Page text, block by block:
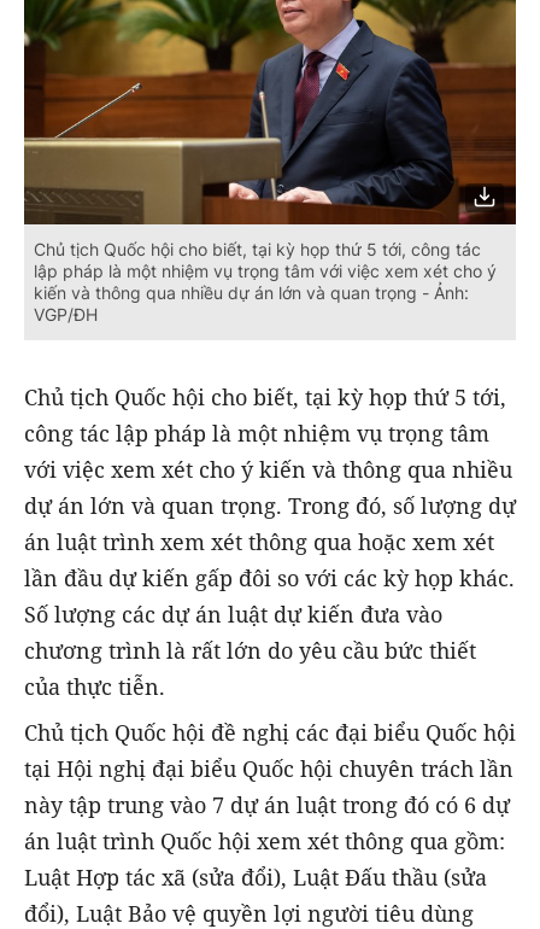
Chủ tịch Quốc hội cho biết, tại kỳ họp thứ 5 tới, công tác
lập pháp là một nhiệm vụ trọng tâm với việc xem xét cho ý
kiến và thông qua nhiều dự án lớn và quan trọng - Ảnh:
VGP/ĐH
Chủ tịch Quốc hội cho biết, tại kỳ họp thứ 5 tới,
công tác lập pháp là một nhiệm vụ trọng tâm
với việc xem xét cho ý kiến và thông qua nhiều
dự án lớn và quan trọng. Trong đó, số lượng dự
án luật trình xem xét thông qua hoặc xem xét
lần đầu dự kiến gấp đôi so với các kỳ họp khác.
Số lượng các dự án luật dự kiến đưa vào
chương trình là rất lớn do yêu cầu bức thiết
của thực tiễn.
Chủ tịch Quốc hội đề nghị các đại biểu Quốc hội
tại Hội nghị đại biểu Quốc hội chuyên trách lần
này tập trung vào 7 dự án luật trong đó có 6 dự
án luật trình Quốc hội xem xét thông qua gồm:
Luật Hợp tác xã (sửa đổi), Luật Đấu thầu (sửa
đổi), Luật Bảo vệ quyền lợi người tiêu dùng